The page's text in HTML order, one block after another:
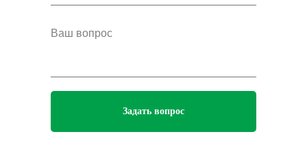
Задать вопрос